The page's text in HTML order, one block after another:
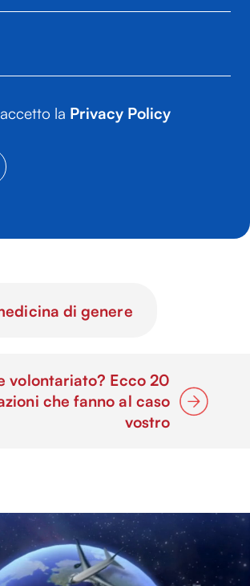
la Privacy Policy
di genere
volontariato? Ecco 20
che fanno al caso
vostro